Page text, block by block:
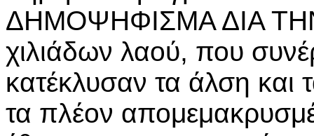
ΔΗΜΟΨΗΦΙΣΜΑ ΔΙΑ ΤΗΝ
χιλιάδων λαού, που
κατέκλυσαν τα άλση και
τα πλέον